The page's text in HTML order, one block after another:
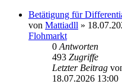
Betätigung für
von Mattiadll »
Flohmarkt
0 Antworten
493 Zugriffe
Letzter Beitrag
18.07.2026 13:00